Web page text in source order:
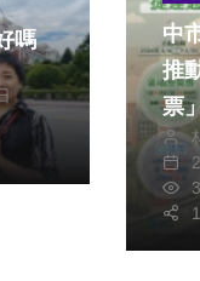
嗎
中
推
票
社會
全